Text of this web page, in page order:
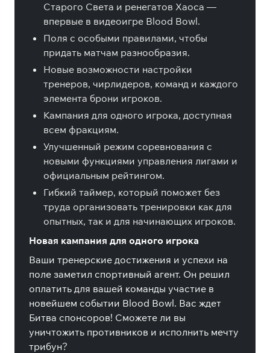
Старого Света и ренегатов Хаоса —
впервые в видеоигре Blood Bowl.
Поля с особыми правилами, чтобы
придать матчам разнообразия.
Новые возможности настройки
тренеров, чирлидеров, команд и каждого
элемента брони игроков.
Кампания для одного игрока, доступная
всем фракциям.
Улучшенный режим соревнования с
новыми функциями управления лигами и
официальным рейтингом.
Гибкий таймер, который поможет без
труда организовать тренировки как для
опытных, так и для начинающих игроков.
Новая кампания для одного игрока
Ваши тренерские достижения и успехи на
поле заметил спортивный агент. Он решил
оплатить для вашей команды участие в
новейшем событии Blood Bowl. Вас ждет
Битва спонсоров! Сможете ли вы
уничтожить противников и исполнить мечту
трибун?